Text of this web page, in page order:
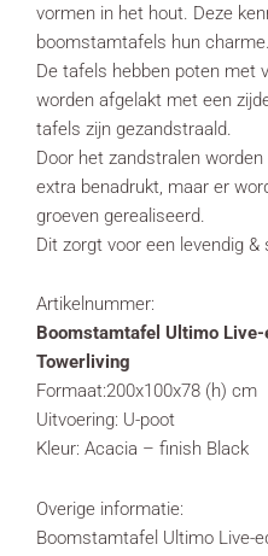
vormen in het hout. Deze
boomstamtafels hun charme.
De tafels hebben poten met
worden afgelakt met een
tafels zijn gezandstraald.
Door het zandstralen
extra benadrukt, maar er
groeven gerealiseerd.
Dit zorgt voor een levendig &
Artikelnummer:
Boomstamtafel Ultimo
Towerliving
Formaat:200x100x78 (h) cm
Uitvoering: U-poot
Kleur: Acacia – finish Black
Overige informatie:
Boomstamtafel Ultimo Live-